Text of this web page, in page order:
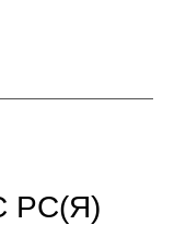
РС(Я)